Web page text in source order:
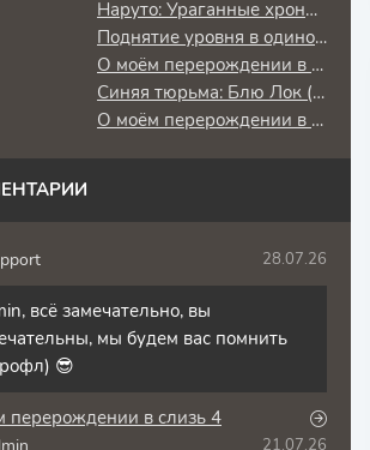
Наруто: Ураганные хроники
Поднятие уровня в одиночку: Повторное пробуждение
О моём перерождении в слизь
Синяя тюрьма: Блю Лок (2 сезон) против юношеской сборной Японии
О моём перерождении в слизь 3
28.07.26
всё замечательно, вы
мы будем вас помнить
😎
перерождении в слизь 4
21.07.26